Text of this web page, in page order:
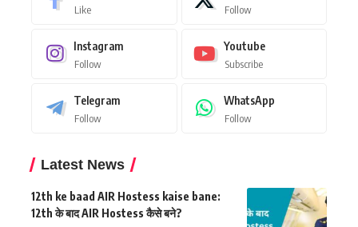
Like Follow
Instagram
Follow
Youtube
Subscribe
Telegram
Follow
WhatsApp
Follow
Latest News
12th ke baad AIR Hostess kaise bane:
12th के बाद AIR Hostess कैसे बने?